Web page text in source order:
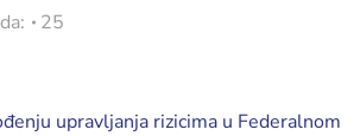
25
upravljanja rizicima u Federalnom